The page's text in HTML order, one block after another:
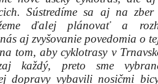
Sústredíme sa aj na
ďalej plánovať a
aj zvyšovanie povedomia o
tom, aby cyklotrasy v
každý, preto sme
dopravy vybavili nosičmi